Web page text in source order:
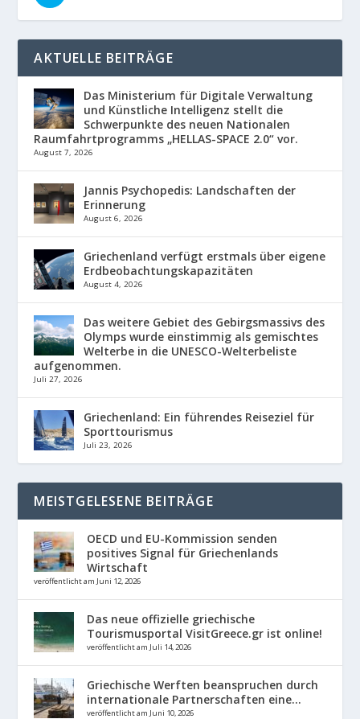
AKTUELLE BEITRÄGE
Das Ministerium für Digitale Verwaltung
und Künstliche Intelligenz stellt die
Schwerpunkte des neuen Nationalen
Raumfahrtprogramms „HELLAS-SPACE 2.0“ vor.
August 7, 2026
Jannis Psychopedis: Landschaften der
Erinnerung
August 6, 2026
Griechenland verfügt erstmals über eigene
Erdbeobachtungskapazitäten
August 4, 2026
Das weitere Gebiet des Gebirgsmassivs des
Olymps wurde einstimmig als gemischtes
Welterbe in die UNESCO-Welterbeliste
aufgenommen.
Juli 27, 2026
Griechenland: Ein führendes Reiseziel für
Sporttourismus
Juli 23, 2026
MEISTGELESENE BEITRÄGE
OECD und EU-Kommission senden
positives Signal für Griechenlands
Wirtschaft
veröffentlicht am Juni 12, 2026
Das neue offizielle griechische
Tourismusportal VisitGreece.gr ist online!
veröffentlicht am Juli 14, 2026
Griechische Werften beanspruchen durch
internationale Partnerschaften eine...
veröffentlicht am Juni 10, 2026